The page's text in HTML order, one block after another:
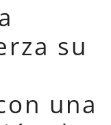
su
una